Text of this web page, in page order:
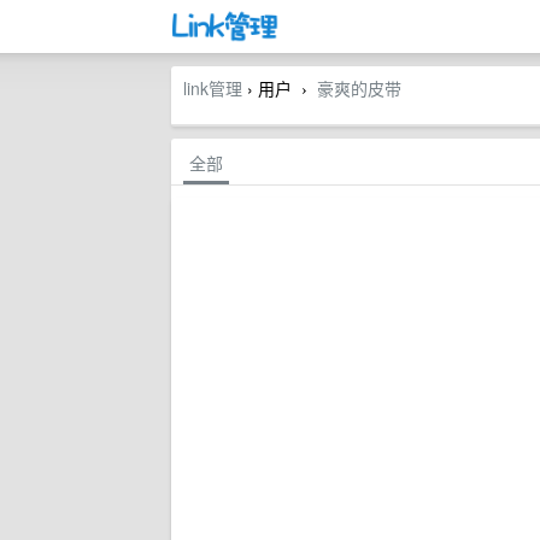
link管理 › 用户 › 豪爽的皮带
全部